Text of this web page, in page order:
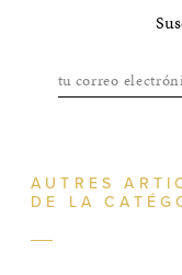
tu correo
AUTRES
DE LA